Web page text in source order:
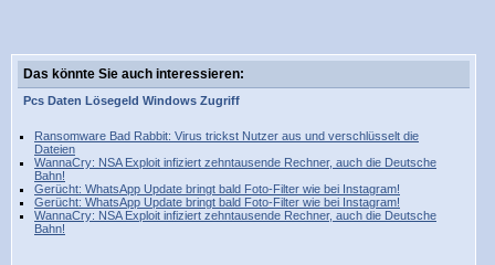
Das könnte Sie auch interessieren:
Pcs Daten Lösegeld Windows Zugriff
Ransomware Bad Rabbit: Virus trickst Nutzer aus und verschlüsselt die
Dateien
WannaCry: NSA Exploit infiziert zehntausende Rechner, auch die Deutsche
Bahn!
Gerücht: WhatsApp Update bringt bald Foto-Filter wie bei Instagram!
Gerücht: WhatsApp Update bringt bald Foto-Filter wie bei Instagram!
WannaCry: NSA Exploit infiziert zehntausende Rechner, auch die Deutsche
Bahn!